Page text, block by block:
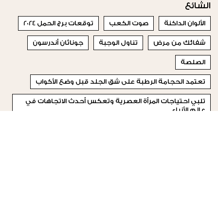
الشائع
الألوان الداكنة صوت الكعب توقعات برج الحمل 2024
شفائك من مرض تناول الوجبة جوناثان أندرسون
الصلصة
تعتمد الحجامة الرطبة على شق الجلد قبل وضع الأكواب
تلبي احتياجات المرأة العصرية وتعكس أحدث الاتجاهات في
عالم الأزياء